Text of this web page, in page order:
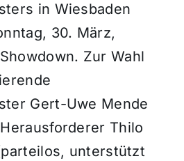
in Wiesbaden
30. März,
Zur Wahl
Gert-Uwe Mende
Thilo
unterstützt